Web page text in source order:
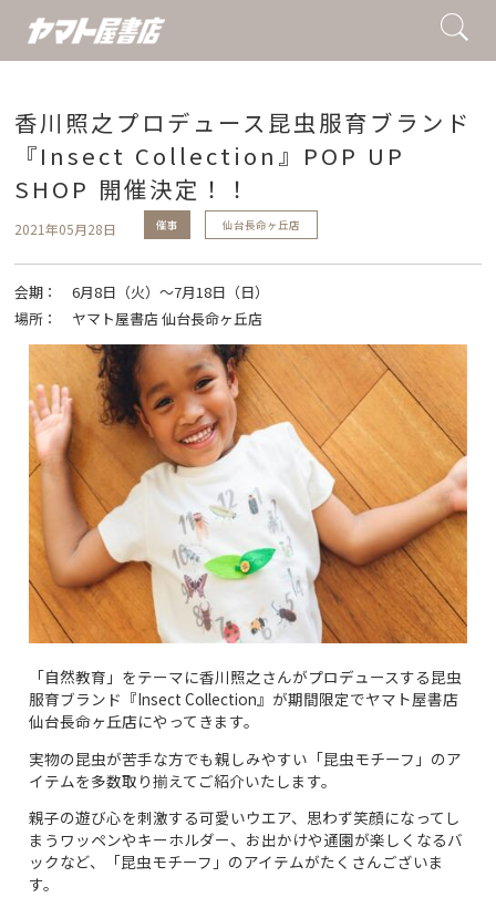
香川照之プロデュース昆虫服育ブランド
『Insect Collection』POP UP
SHOP 開催決定！！
2021年05月28日 催事 仙台長命ヶ丘店
会期：
6月8日（火）～7月18日（日）
場所：
ヤマト屋書店 仙台長命ヶ丘店
「自然教育」をテーマに香川照之さんがプロデュースする昆虫
服育ブランド『Insect Collection』が期間限定でヤマト屋書店
仙台長命ヶ丘店にやってきます。
実物の昆虫が苦手な方でも親しみやすい「昆虫モチーフ」のア
イテムを多数取り揃えてご紹介いたします。
親子の遊び心を刺激する可愛いウエア、思わず笑顔になってし
まうワッペンやキーホルダー、お出かけや通園が楽しくなるバ
ックなど、「昆虫モチーフ」のアイテムがたくさんございま
す。